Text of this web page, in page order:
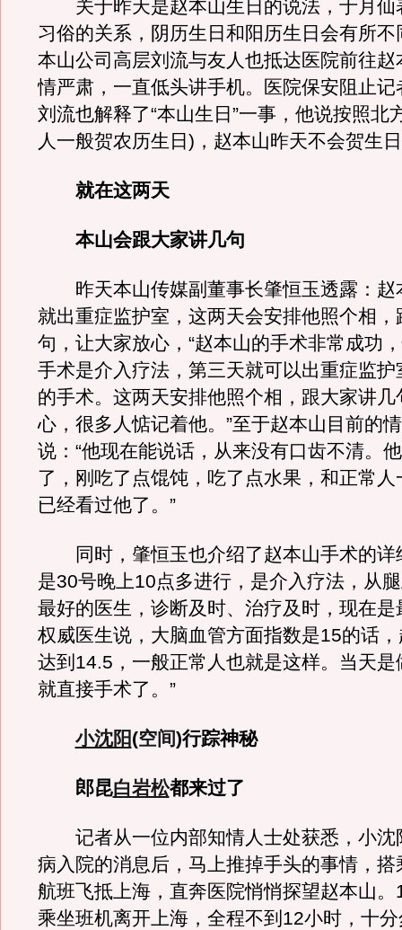
关于昨天是赵本山生日的说法，于月仙
习俗的关系，阴历生日和阳历生日会有所不
本山公司高层刘流与友人也抵达医院前往赵
情严肃，一直低头讲手机。医院保安阻止记
刘流也解释了“本山生日”一事，他说按照北
人一般贺农历生日)，赵本山昨天不会贺生
就在这两天
本山会跟大家讲几句
昨天本山传媒副董事长肇恒玉透露：赵
就出重症监护室，这两天会安排他照个相，
句，让大家放心，“赵本山的手术非常成功
手术是介入疗法，第三天就可以出重症监护
的手术。这两天安排他照个相，跟大家讲几
心，很多人惦记着他。”至于赵本山目前的
说：“他现在能说话，从来没有口齿不清。
了，刚吃了点馄饨，吃了点水果，和正常人
已经看过他了。”
同时，肇恒玉也介绍了赵本山手术的详
是30号晚上10点多进行，是介入疗法，从
最好的医生，诊断及时、治疗及时，现在是
权威医生说，大脑血管方面指数是15的话
达到14.5，一般正常人也就是这样。当天是
就直接手术了。”
小沈阳(空间)行踪神秘
郎昆白岩松都来过了
记者从一位内部知情人士处获悉，小沈
病入院的消息后，马上推掉手头的事情，搭
航班飞抵上海，直奔医院悄悄探望赵本山
乘坐班机离开上海，全程不到12小时，十